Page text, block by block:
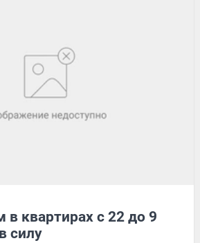
в квартирах с 22 до 9
силу